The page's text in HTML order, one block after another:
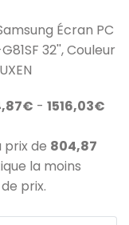
Écran PC
32'', Couleur
- 1516,03€
prix de 804,87
la moins
prix.